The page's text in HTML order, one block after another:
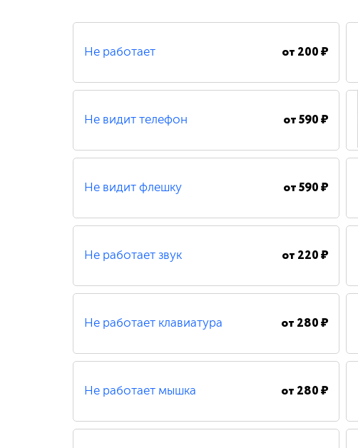
Не работает от 200 ₽
Не видит телефон от590 ₽
Не видит флешку от590 ₽
Не работает звук от 220 ₽
Не работает клавиатура от 280 ₽
Не работает мышка от 280 ₽